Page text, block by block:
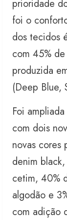
prioridade
foi o
dos tecidos
com 45%
produzida
(Deep Blue,
Foi
com dois
novas cores
denim
cetim, 40%
algodão e
com adição